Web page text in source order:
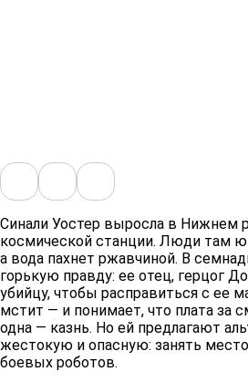
Синали Уостер выросла в Нижнем
космической станции. Люди там
а вода пахнет ржавчиной. В
горькую правду: ее отец, герцог
убийцу, чтобы расправиться с ее
мстит — и понимает, что плата за
одна — казнь. Но ей предлагают
жестокую и опасную: занять
боевых роботов.